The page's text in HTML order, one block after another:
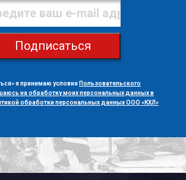
Подписаться
я принимаю условия Пользовательского
на обработку моих персональных данных в
обработки персональных данных ООО «КХЛ»